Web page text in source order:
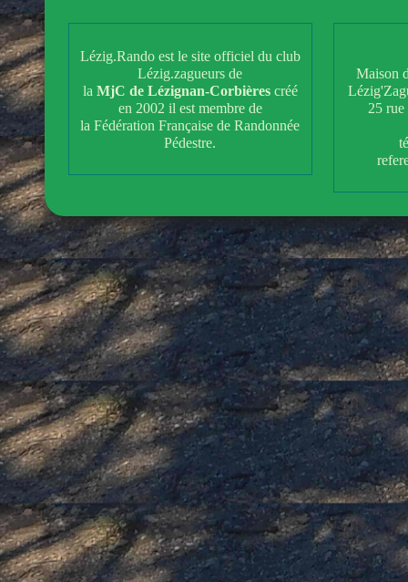
Lézig.Rando est le site officiel du club
Lézig.zagueurs de
la MjC de Lézignan-Corbièrescréé
en 2002 il est membre de
la Fédération Française de Randonnée
Pédestre.
Maison
25